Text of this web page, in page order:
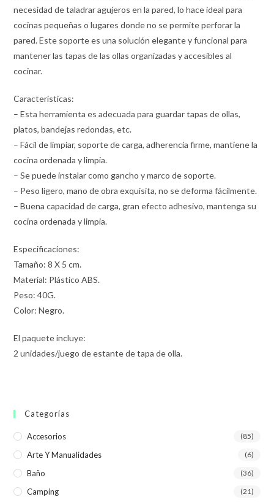
necesidad de taladrar agujeros en la pared, lo hace ideal para
cocinas pequeñas o lugares donde no se permite perforar la
pared. Este soporte es una solución elegante y funcional para
mantener las tapas de las ollas organizadas y accesibles al
cocinar.
Características:
– Esta herramienta es adecuada para guardar tapas de ollas,
platos, bandejas redondas, etc.
– Fácil de limpiar, soporte de carga, adherencia firme, mantiene la
cocina ordenada y limpia.
– Se puede instalar como gancho y marco de soporte.
– Peso ligero, mano de obra exquisita, no se deforma fácilmente.
– Buena capacidad de carga, gran efecto adhesivo, mantenga su
cocina ordenada y limpia.
Especificaciones:
Tamaño: 8 X 5 cm.
Material: Plástico ABS.
Peso: 40G.
Color: Negro.
El paquete incluye:
2 unidades/juego de estante de tapa de olla.
Categorías
Accesorios (85)
Arte Y Manualidades (6)
Baño (36)
Camping (21)